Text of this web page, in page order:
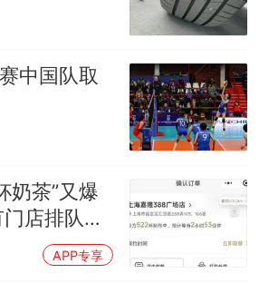
格高达千
中国队取
奶茶”又爆
店排队超
今天奶茶
等2个多小
APP专享